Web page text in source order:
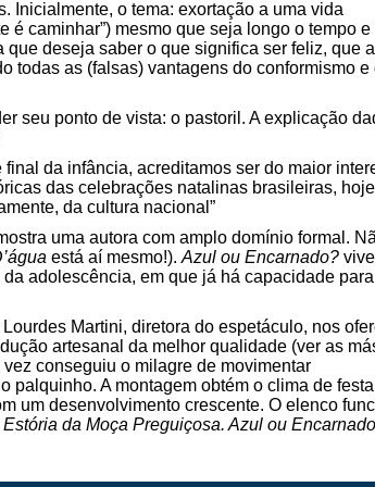
Inicialmente, o tema: exortação a uma vida
caminhar”) mesmo que seja longo o tempo e
que deseja saber o que significa ser feliz, que
todas as (falsas) vantagens do conformismo e
seu ponto de vista: o pastoril. A explicação
da infância, acreditamos ser do maior
das celebrações natalinas brasileiras,
da cultura nacional”
uma autora com amplo domínio formal.
está aí mesmo!). Azul ou Encarnado?
adolescência, em que já há capacidade
Martini, diretora do espetáculo, nos
artesanal da melhor qualidade (ver as
conseguiu o milagre de movimentar
palquinho. A montagem obtém o clima de festa
um desenvolvimento crescente. O elenco
Estória da Moça Preguiçosa. Azul ou